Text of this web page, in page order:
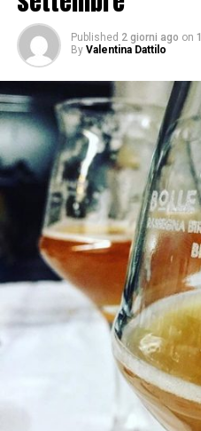
Published 2 giorni ago on
By Valentina Dattilo